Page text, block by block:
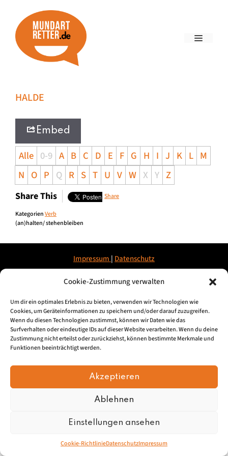
Cookie-Zustimmung verwalten
Um dir ein optimales Erlebnis zu bieten, verwenden wir Technologien wie
Cookies, um Geräteinformationen zu speichern und/oder darauf zuzugreifen.
Wenn du diesen Technologien zustimmst, können wir Daten wie das
Surfverhalten oder eindeutige IDs auf dieser Website verarbeiten. Wenn du deine
Zustimmung nicht erteilst oder zurückziehst, können bestimmte Merkmale und
Funktionen beeinträchtigt werden.
Akzeptieren
Ablehnen
Einstellungen ansehen
Cookie-RichtlinieDatenschutzImpressum
HALDE
Embed
Alle 0-9 A B C D E F G H I J K L M
N O P Q R S T U V W X Y Z
Share This Share
KategorienVerb
(an)halten/ stehenbleiben
Impressum | Datenschutz
© 2026, Mundartretter.de